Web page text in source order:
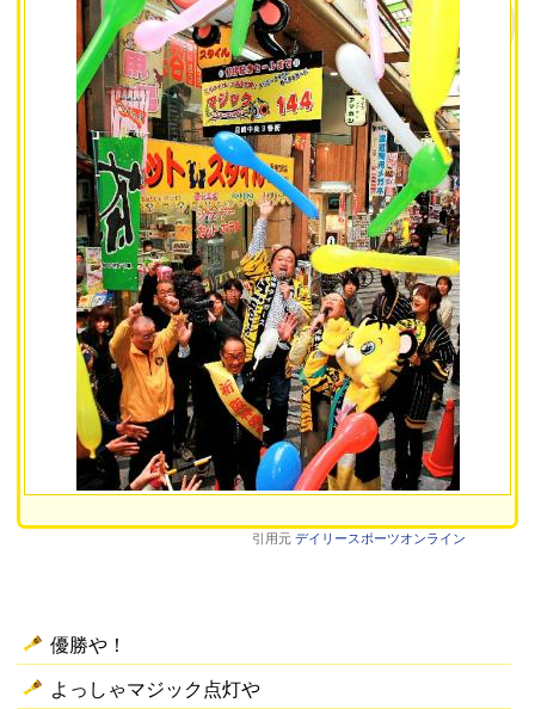
引用元 デイリースポーツオンライン
優勝や！
よっしゃマジック点灯や